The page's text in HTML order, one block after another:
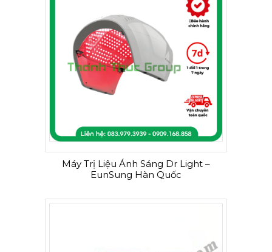
Máy Trị Liệu Ánh Sáng Dr Light –
EunSung Hàn Quốc